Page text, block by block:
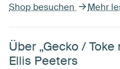
Shop besuchen Mehr
Über „Gecko /
Ellis Peeters